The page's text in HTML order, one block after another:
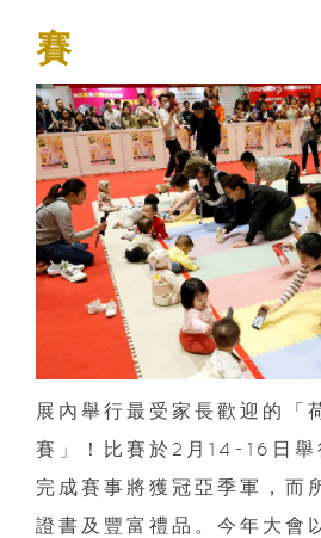
賽
展內舉行最受家長歡迎的「
賽」！比賽於2月14-16日舉
完成賽事將獲冠亞季軍，而
證書及豐富禮品。今年大會